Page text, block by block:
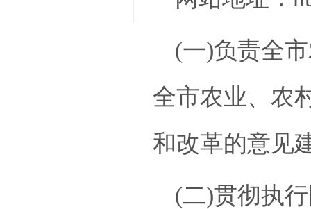
(一)负责全
全市农业、农
和改革的意见
(二)贯彻执